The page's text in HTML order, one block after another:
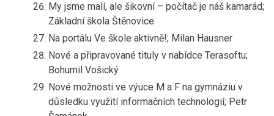
My jsme malí, ale šikovní – počítač je náš kamarád;
Základní škola Štěnovice
Na portálu Ve škole aktivně!; Milan Hausner
Nové a připravované tituly v nabídce Terasoftu;
Bohumil Vošický
Nové možnosti ve výuce M a F na gymnáziu v
důsledku využití informačních technologií; Petr